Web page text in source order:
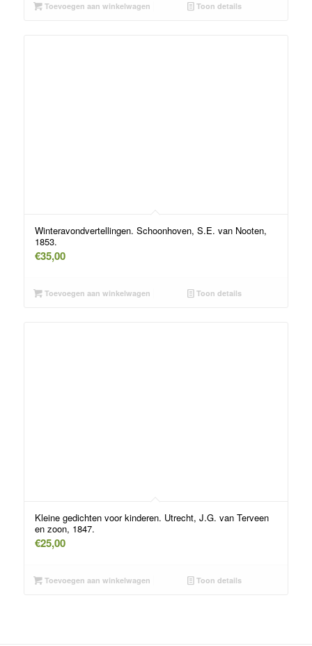
Toevoegen aan winkelwagen Toon details
Winteravondvertellingen. Schoonhoven, S.E. van Nooten,
1853.
€35,00
Toevoegen aan winkelwagen Toon details
Kleine gedichten voor kinderen. Utrecht, J.G. van Terveen
en zoon, 1847.
€25,00
Toevoegen aan winkelwagen Toon details